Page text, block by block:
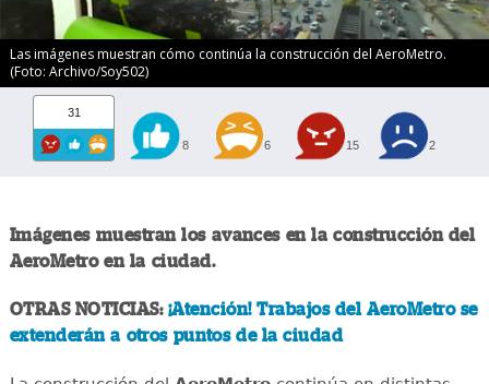
Las imágenes muestran cómo continúa la construcción del AeroMetro.
(Foto: Archivo/Soy502)
31
8 6 15 2
Imágenes muestran los avances en la construcción del
AeroMetro en la ciudad.
OTRAS NOTICIAS: ¡Atención! Trabajos del AeroMetro se
extenderán a otros puntos de la ciudad